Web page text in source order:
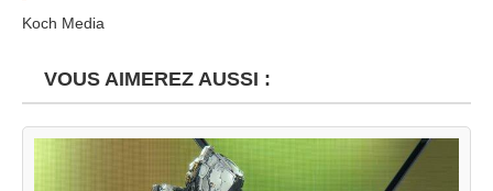
Koch Media
VOUS AIMEREZ AUSSI :